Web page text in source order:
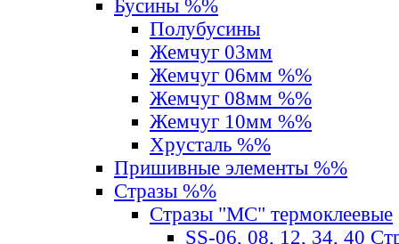
Бусины %%
Полубусины
Жемчуг 03мм
Жемчуг 06мм %%
Жемчуг 08мм %%
Жемчуг 10мм %%
Хрусталь %%
Пришивные элементы %%
Стразы %%
Стразы "MС" термоклеевые
SS-06, 08, 12, 34, 40